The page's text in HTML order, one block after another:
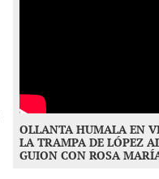
OLLANTA HUMALA EN
LA TRAMPA DE LÓPEZ
GUION CON ROSA